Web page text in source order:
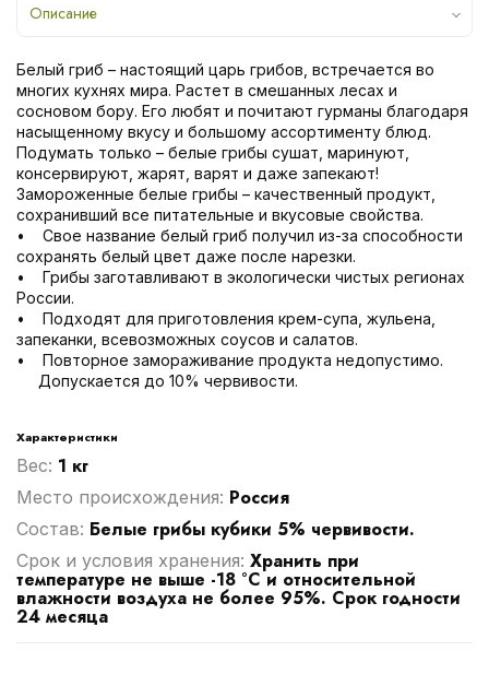
Описание
Белый гриб – настоящий царь грибов, встречается во
многих кухнях мира. Растет в смешанных лесах и
сосновом бору. Его любят и почитают гурманы благодаря
насыщенному вкусу и большому ассортименту блюд.
Подумать только – белые грибы сушат, маринуют,
консервируют, жарят, варят и даже запекают!
Замороженные белые грибы – качественный продукт,
сохранивший все питательные и вкусовые свойства.
• Свое название белый гриб получил из-за способности
сохранять белый цвет даже после нарезки.
• Грибы заготавливают в экологически чистых регионах
России.
• Подходят для приготовления крем-супа, жульена,
запеканки, всевозможных соусов и салатов.
• Повторное замораживание продукта недопустимо.
Допускается до 10% червивости.
Характеристики
Вес: 1 кг
Место происхождения: Россия
Cостав: Белые грибы кубики 5% червивости.
Срок и условия хранения: Хранить при
температуре не выше -18 °С и относительной
влажности воздуха не более 95%. Срок годности
24 месяца